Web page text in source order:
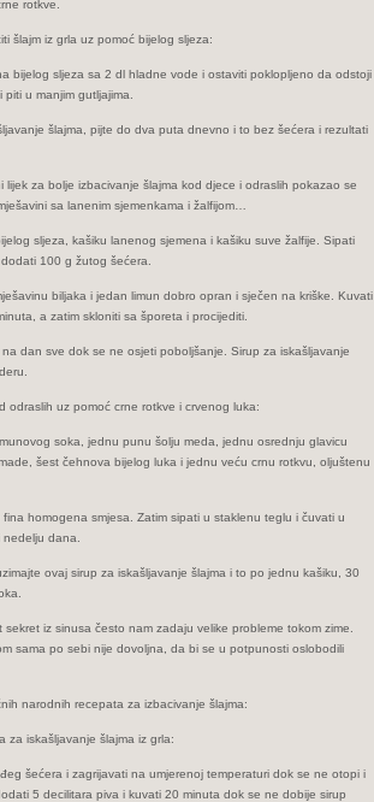
rotkve.
šlajm iz grla uz pomoć bijelog sljeza:
bijelog sljeza sa 2 dl hladne vode i ostaviti poklopljeno da odstoji
u manjim gutljajima.
šlajma, pijte do dva puta dnevno i to bez šećera i rezultati
lijek za bolje izbacivanje šlajma kod djece i odraslih pokazao se
sa lanenim sjemenkama i žalfijom…
sljeza, kašiku lanenog sjemena i kašiku suve žalfije. Sipati
100 g žutog šećera.
biljaka i jedan limun dobro opran i sječen na kriške. Kuvati
a zatim skloniti sa šporeta i procijediti.
dan sve dok se ne osjeti poboljšanje. Sirup za iskašljavanje
odraslih uz pomoć crne rotkve i crvenog luka:
soka, jednu punu šolju meda, jednu osrednju glavicu
šest čehnova bijelog luka i jednu veću crnu rotkvu, oljuštenu
homogena smjesa. Zatim sipati u staklenu teglu i čuvati u
dana.
ovaj sirup za iskašljavanje šlajma i to po jednu kašiku, 30
iz sinusa često nam zadaju velike probleme tokom zime.
sama po sebi nije dovoljna, da bi se u potpunosti oslobodili
narodnih recepata za izbacivanje šlajma:
za iskašljavanje šlajma iz grla:
šećera i zagrijavati na umjerenoj temperaturi dok se ne otopi i
5 decilitara piva i kuvati 20 minuta dok se ne dobije sirup